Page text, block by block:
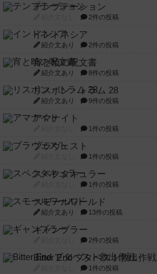
テンプテーション
2件の投稿
インドネシア
紹介文あり 2件の投稿
宵と暁の呪文書
紹介文あり 8件の投稿
リスボン・トラム 28
紹介文あり 9件の投稿
アマナイト
1件の投稿
ブラヴェスト
1件の投稿
スペクタキュラー
1件の投稿
スモールワールド
紹介文あり 13件の投稿
ギャンブラー
2件の投稿
Bitter End ブタペスト救出作戦
1件の投稿